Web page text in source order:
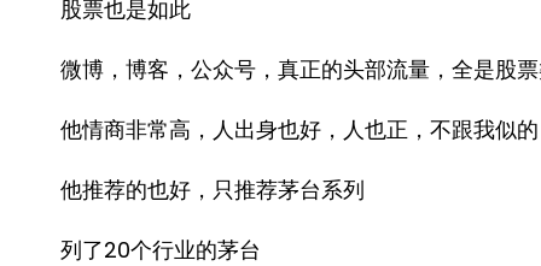
股票也是如此
微博，博客，公众号，真正的头部流量，全是股
他情商非常高，人出身也好，人也正，不跟我似
他推荐的也好，只推荐茅台系列
列了20个行业的茅台